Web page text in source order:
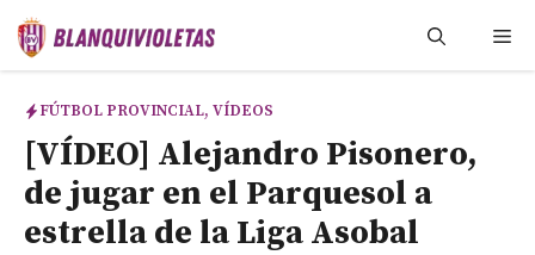
Saltar
FÚTBOL PROVINCIAL, VÍDEOS
[VÍDEO] Alejandro Pisonero,
de jugar en el Parquesol a
estrella de la Liga Asobal